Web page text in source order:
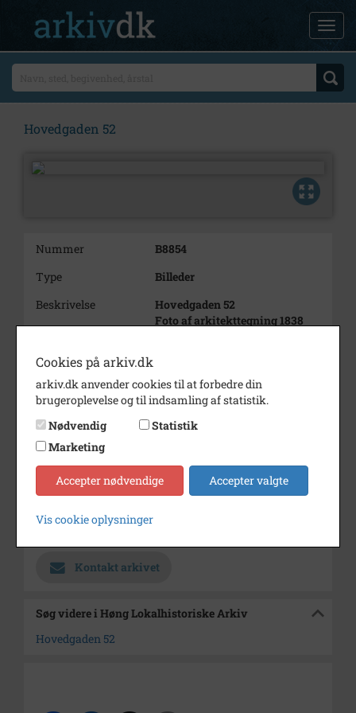
Hovedgaden 52
Nummer
B8854
Type
Billeder
Beskrivelse
Hovedgaden 52
Foto af arkitekttegning 1838
Dateringsnote
?
Fotograf
Ukendt
Se på kort
Enhed
Finderup Sogn (Kalundborg
Kontakt arkivet
Søg videre i Høng Lokalhistoriske Arkiv
Hovedgaden 52
Cookies på arkiv.dk
arkiv.dk anvender cookies til at forbedre din
brugeroplevelse og til indsamling af statistik.
Nødvendig
Statistik
Marketing
Accepter nødvendige Accepter valgte
Vis cookie oplysninger